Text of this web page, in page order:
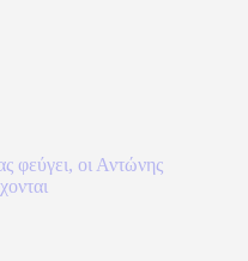
φεύγει, οι Αντώνης